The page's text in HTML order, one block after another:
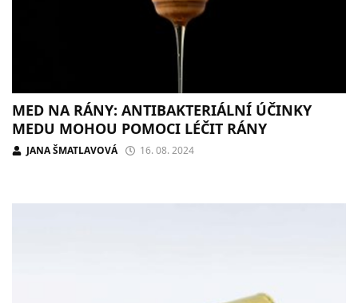
MED NA RÁNY: ANTIBAKTERIÁLNÍ ÚČINKY
MEDU MOHOU POMOCI LÉČIT RÁNY
JANA ŠMATLAVOVÁ 16. 08. 2024